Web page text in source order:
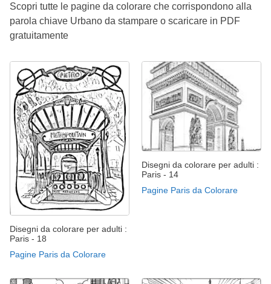
Scopri tutte le pagine da colorare che corrispondono alla
parola chiave Urbano da stampare o scaricare in PDF
gratuitamente
Disegni da colorare per adulti :
Paris - 18
Pagine Paris da Colorare
Disegni da colorare per adulti :
Paris - 14
Pagine Paris da Colorare